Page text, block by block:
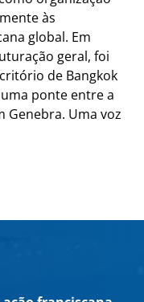
às
global. Em
geral, foi
de Bangkok
ponte entre a
Genebra. Uma voz